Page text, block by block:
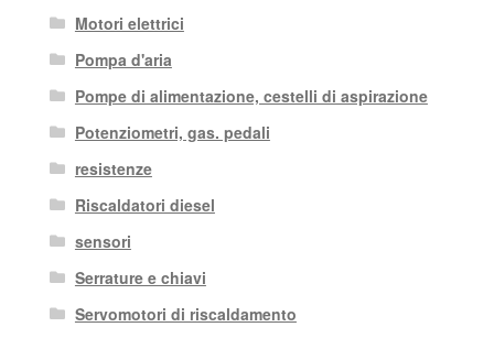
Motori elettrici
Pompa d'aria
Pompe di alimentazione, cestelli di aspirazione
Potenziometri, gas. pedali
resistenze
Riscaldatori diesel
sensori
Serrature e chiavi
Servomotori di riscaldamento